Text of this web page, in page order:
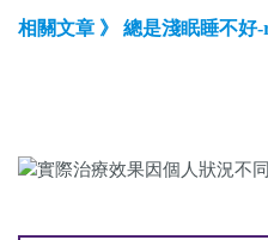
相關文章 》 總是淺眠睡不好